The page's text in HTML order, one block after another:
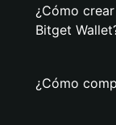
¿Cómo
Bitget
¿Cómo